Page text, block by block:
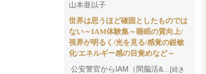
山本亜以子
世界は思うほど確固としたものでは
ない～IAM体験集～睡眠の質向上/
視界が明るく/光を見る/感覚の鋭敏
化/エネルギー感の目覚めなど～
公安警官からIAM（間脳活&…[続き